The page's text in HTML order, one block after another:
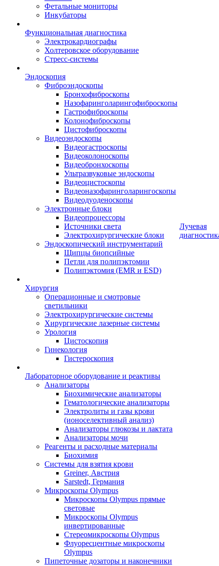
Фетальные мониторы
Инкубаторы
Функциональная диагностика
Электрокардиографы
Холтеровское оборудование
Стресс-системы
Эндоскопия
Фиброэндоскопы
Бронхофиброскопы
Назофаринголарингофиброскопы
Гастрофиброскопы
Колонофиброскопы
Цистофиброскопы
Видеоэндоскопы
Видеогастроскопы
Видеоколоноскопы
Видеобронхоскопы
Ультразвуковые эндоскопы
Видеоцистоскопы
Видеоназофаринголарингоскопы
Видеодуоденоскопы
Электронные блоки
Видеопроцессоры
Источники света
Электрохирургические блоки
Эндоскопический инструментарий
Щипцы биопсийные
Петли для полипэктомии
Полипэктомия (EMR и ESD)
Хирургия
Операционные и смотровые
светильники
Электрохирургические системы
Хирургические лазерные системы
Урология
Цистоскопия
Гинекология
Гистероскопия
Лабораторное оборудование и реактивы
Анализаторы
Биохимические анализаторы
Гематологические анализаторы
Электролиты и газы крови
(ионоселективный анализ)
Анализаторы глюкозы и лактата
Анализаторы мочи
Реагенты и расходные материалы
Биохимия
Системы для взятия крови
Greiner, Австрия
Sarstedt, Германия
Микроскопы Olympus
Микроскопы Olympus прямые
световые
Микроскопы Olympus
инвертированные
Стереомикроскопы Olympus
Флуоресцентные микроскопы
Olympus
Пипеточные дозаторы и наконечники
Лучевая